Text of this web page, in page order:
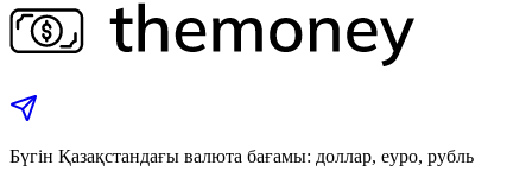
Бүгін Қазақстандағы валюта бағамы: доллар, еуро, рубль